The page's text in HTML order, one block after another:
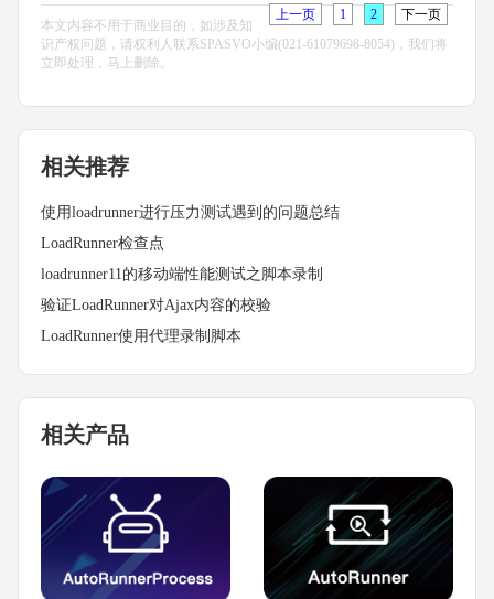
上一页 1 2 下一页
本文内容不用于商业目的，如涉及知
识产权问题，请权利人联系SPASVO小编(021-61079698-8054)，我们将
立即处理，马上删除。
相关推荐
使用loadrunner进行压力测试遇到的问题总结
LoadRunner检查点
loadrunner11的移动端性能测试之脚本录制
验证LoadRunner对Ajax内容的校验
LoadRunner使用代理录制脚本
相关产品